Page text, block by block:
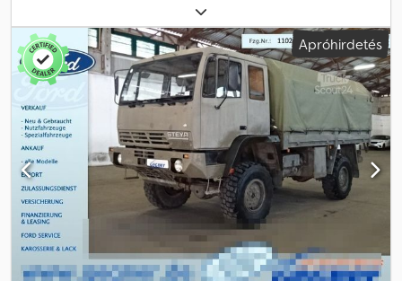
dízel, szín:
tengely, hajtástípus:mechanikai, Gyártási év:1991, Felszereltség:
ABS, állófűtés, összkerékhajtás, Hordozható tűzoltószivattyú,
habtartály 2000 liter, 9 személyes, tengelytáv 3700 mm,
részlegesen adózott. Cjdpsyd S Awsfx Aa Deha
Apróhirdetés